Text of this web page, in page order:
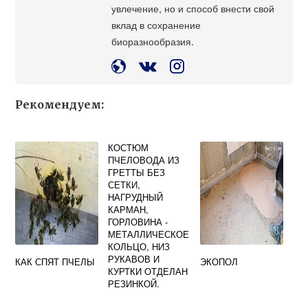
увлечение, но и способ внести свой
вклад в сохранение
биоразнообразия.
Рекомендуем:
КАК СПЯТ ПЧЕЛЫ
КОСТЮМ
ПЧЕЛОВОДА ИЗ
ГРЕТТЫ БЕЗ
СЕТКИ,
НАГРУДНЫЙ
КАРМАН,
ГОРЛОВИНА -
МЕТАЛЛИЧЕСКОЕ
КОЛЬЦО, НИЗ
РУКАВОВ И
КУРТКИ ОТДЕЛАН
РЕЗИНКОЙ.
ЭКОПОЛ